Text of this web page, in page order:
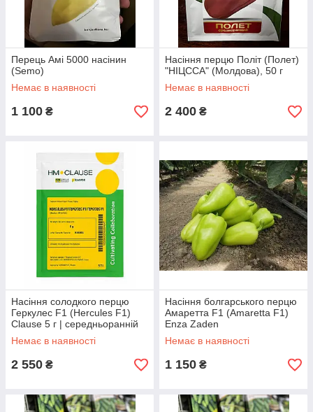
Перець Амі 5000 насінин
(Semo)
Немає в наявності
1 100 ₴
Насіння перцю Політ (Полет)
"НІЦССА" (Молдова), 50 г
Немає в наявності
2 400 ₴
Насіння солодкого перцю
Геркулес F1 (Hercules F1)
Clause 5 г | середньоранній
товстостінний
високоврожайний гібрид
Немає в наявності
2 550 ₴
Насіння болгарського перцю
Амаретта F1 (Amaretta F1)
Enza Zaden
Немає в наявності
1 150 ₴